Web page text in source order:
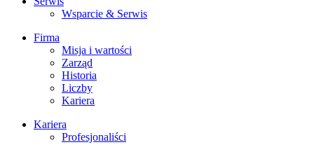
Wsparcie & Serwis
Firma
Misja i wartości
Zarząd
Historia
Liczby
Kariera
Kariera
Profesjonaliści